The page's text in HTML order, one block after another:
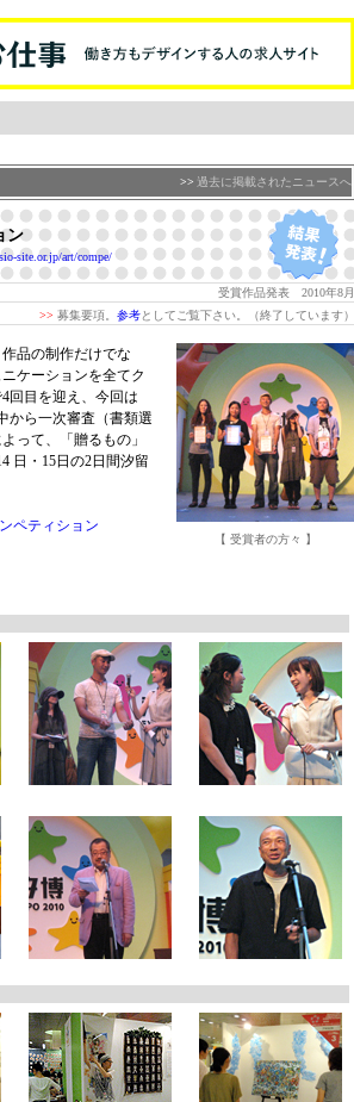
>> 過去に掲載されたニュースへ
ン
site.or.jp/art/compe/
受賞作品発表 2010年8月
>> 募集要項。 参考としてご覧下さい。（終了しています）
品の制作だけでな
ケーションを全てク
回目を迎え、今回は
から一次審査（書類選
って、「贈るもの」
日・15日の2日間汐留
ペティション
【 受賞者の方々 】